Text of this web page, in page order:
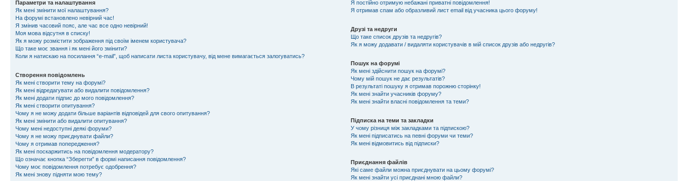
Параметри та налаштування
Як мені змінити мої налаштування?
На форумі встановлено невірний час!
Я змінив часовий пояс, але час все одно невірний!
Моя мова відсутня в списку!
Як я можу розмістити зображення під своїм іменем користувача?
Що таке моє звання і як мені його змінити?
Коли я натискаю на посилання “e-mail”, щоб написати листа користувачу, від мене вимагається залогуватись?
Створення повідомлень
Як мені створити тему на форумі?
Як мені відредагувати або видалити повідомлення?
Як мені додати підпис до мого повідомлення?
Як мені створити опитування?
Чому я не можу додати більше варіантів відповідей для свого опитування?
Як мені змінити або видалити опитування?
Чому мені недоступні деякі форуми?
Чому я не можу приєднувати файли?
Чому я отримав попередження?
Як мені поскаржитись на повідомлення модератору?
Що означає кнопка “Зберегти” в формі написання повідомлення?
Чому моє повідомлення потребує одобрення?
Як мені знову підняти мою тему?
Я постійно отримую небажані приватні повідомлення!
Я отримав спам або образливий лист email від учасника цього форуму!
Друзі та недруги
Що таке список друзів та недругів?
Як я можу додавати / видаляти користувачів в мій список друзів або недругів?
Пошук на форумі
Як мені здійснити пошук на форумі?
Чому мій пошук не дає результатів?
В результаті пошуку я отримав порожню сторінку!
Як мені знайти учасників форуму?
Як мені знайти власні повідомлення та теми?
Підписка на теми та закладки
У чому різниця між закладками та підпискою?
Як мені підписатись на певні форуми чи теми?
Як мені відмовитись від підписки?
Приєднання файлів
Які саме файли можна приєднувати на цьому форумі?
Як мені знайти усі приєднані мною файли?